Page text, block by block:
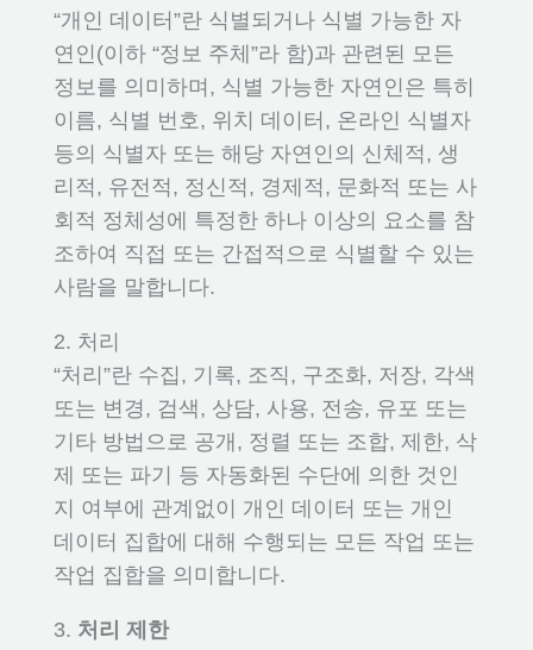
“개인 데이터”란 식별되거나 식별 가능한 자
연인(이하 “정보 주체”라 함)과 관련된 모든
정보를 의미하며, 식별 가능한 자연인은 특히
이름, 식별 번호, 위치 데이터, 온라인 식별자
등의 식별자 또는 해당 자연인의 신체적, 생
리적, 유전적, 정신적, 경제적, 문화적 또는 사
회적 정체성에 특정한 하나 이상의 요소를 참
조하여 직접 또는 간접적으로 식별할 수 있는
사람을 말합니다.
2. 처리
“처리”란 수집, 기록, 조직, 구조화, 저장, 각색
또는 변경, 검색, 상담, 사용, 전송, 유포 또는
기타 방법으로 공개, 정렬 또는 조합, 제한, 삭
제 또는 파기 등 자동화된 수단에 의한 것인
지 여부에 관계없이 개인 데이터 또는 개인
데이터 집합에 대해 수행되는 모든 작업 또는
작업 집합을 의미합니다.
3. 처리 제한